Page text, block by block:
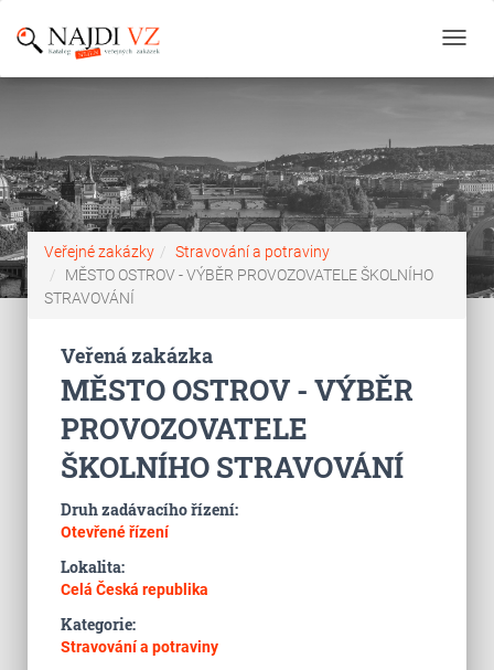
Veřejné zakázky
Stravování a potraviny
MĚSTO OSTROV - VÝBĚR PROVOZOVATELE ŠKOLNÍHO
STRAVOVÁNÍ
Veřená zakázka
MĚSTO OSTROV - VÝBĚR
PROVOZOVATELE
ŠKOLNÍHO STRAVOVÁNÍ
Druh zadávacího řízení:
Otevřené řízení
Lokalita:
Celá Česká republika
Kategorie:
Stravování a potraviny